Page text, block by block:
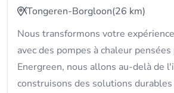
Tongeren-Borgloon(26 km)
Nous transformons votre
avec des pompes à chaleur
Energreen, nous allons au-delà de
construisons des solutions